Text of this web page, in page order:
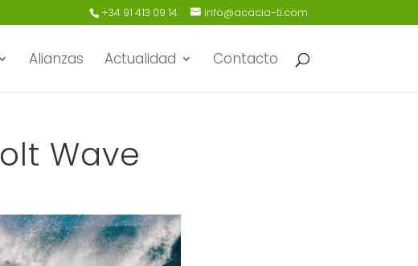
+34 91 413 09 14 info@acacia-ti.com
Alianzas Actualidad Contacto
Wave